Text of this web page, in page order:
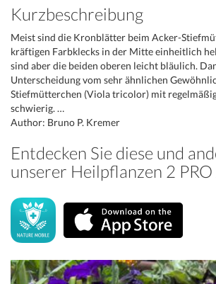
Kurzbeschreibung
Meist sind die Kronblätter beim Acker-
kräftigen Farbklecks in der Mitte einheitlich
sind aber die beiden oberen leicht bläulich.
Unterscheidung vom sehr ähnlichen
Stiefmütterchen (Viola tricolor) mit
schwierig. …
Author: Bruno P. Kremer
Entdecken Sie diese und
unserer Heilpflanzen 2 PRO